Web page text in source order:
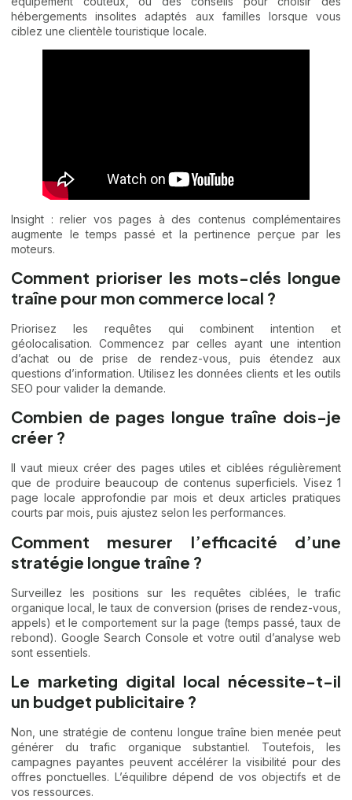
hébergements insolites adaptés aux familles lorsque vous
ciblez une clientèle touristique locale.
Insight : relier vos pages à des contenus complémentaires
augmente le temps passé et la pertinence perçue par les
moteurs.
Comment prioriser les mots-clés longue
traîne pour mon commerce local ?
Priorisez les requêtes qui combinent intention et
géolocalisation. Commencez par celles ayant une intention
d’achat ou de prise de rendez-vous, puis étendez aux
questions d’information. Utilisez les données clients et les outils
SEO pour valider la demande.
Combien de pages longue traîne dois-je
créer ?
Il vaut mieux créer des pages utiles et ciblées régulièrement
que de produire beaucoup de contenus superficiels. Visez 1
page locale approfondie par mois et deux articles pratiques
courts par mois, puis ajustez selon les performances.
Comment mesurer l’efficacité d’une
stratégie longue traîne ?
Surveillez les positions sur les requêtes ciblées, le trafic
organique local, le taux de conversion (prises de rendez-vous,
appels) et le comportement sur la page (temps passé, taux de
rebond). Google Search Console et votre outil d’analyse web
sont essentiels.
Le marketing digital local nécessite-t-il
un budget publicitaire ?
Non, une stratégie de contenu longue traîne bien menée peut
générer du trafic organique substantiel. Toutefois, les
campagnes payantes peuvent accélérer la visibilité pour des
offres ponctuelles. L’équilibre dépend de vos objectifs et de
vos ressources.